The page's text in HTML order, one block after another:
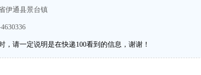
伊通县景台镇
，请一定说明是在快递100看到的信息，谢谢！